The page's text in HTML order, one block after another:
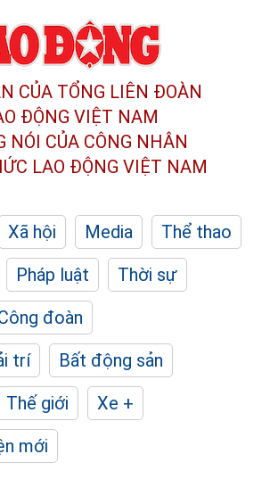
CỦA TỔNG LIÊN ĐOÀN
ĐỘNG VIỆT NAM
NÓI CỦA CÔNG NHÂN
LAO ĐỘNG VIỆT NAM
Xã hội Media
Thể thao
Pháp luật
Thời sự
đoàn
trí
Bất động sản
Thế giới
Xe +
mới